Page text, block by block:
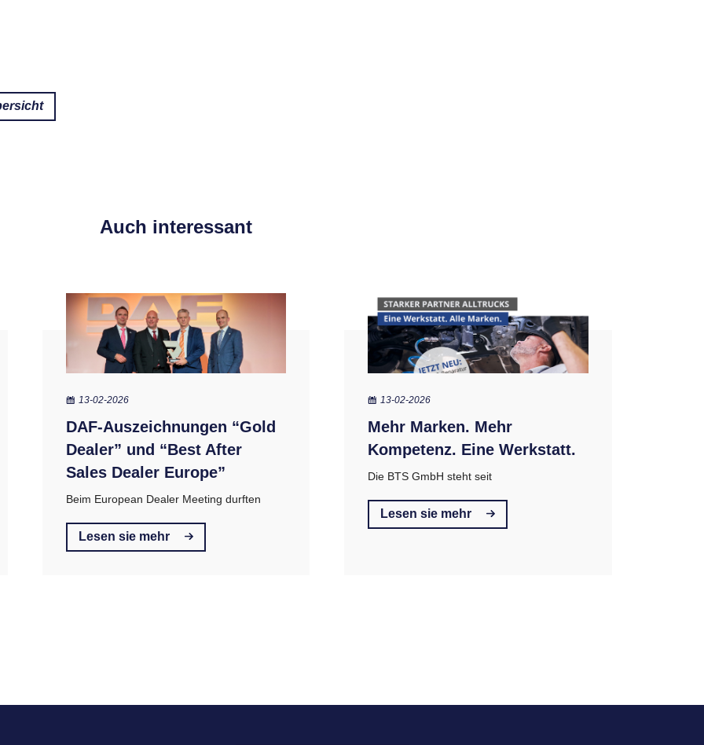
Auch interessant
13-02-2026
DAF-Auszeichnungen “Gold
Dealer” und “Best After
Sales Dealer Europe”
Beim European Dealer Meeting durften
Lesen sie mehr
13-02-2026
Mehr Marken. Mehr
Kompetenz. Eine Werkstatt.
Die BTS GmbH steht seit
Lesen sie mehr